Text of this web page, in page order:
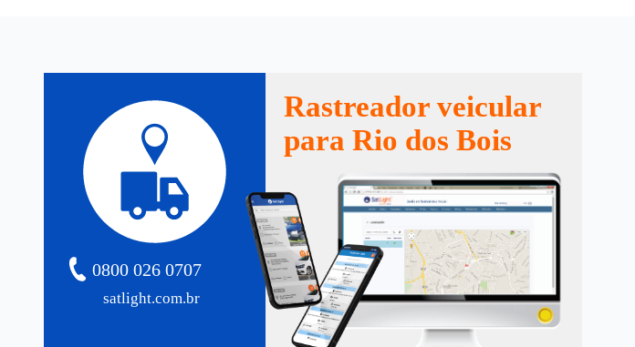
satlight.com.br
0800 026 0707
Rastreador veicular
para Rio dos Bois